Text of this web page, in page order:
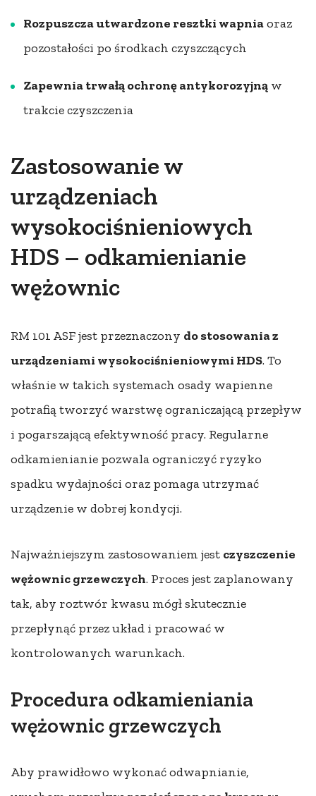
Rozpuszcza utwardzone resztki wapniaoraz
pozostałości po środkach czyszczących
Zapewnia trwałą ochronę antykorozyjną w
trakcie czyszczenia
Zastosowanie w
urządzeniach
wysokociśnieniowych
HDS – odkamienianie
wężownic
RM 101 ASF jest przeznaczony do stosowania z
urządzeniami wysokociśnieniowymi HDS. To
właśnie w takich systemach osady wapienne
potrafią tworzyć warstwę ograniczającą przepływ
i pogarszającą efektywność pracy. Regularne
odkamienianie pozwala ograniczyć ryzyko
spadku wydajności oraz pomaga utrzymać
urządzenie w dobrej kondycji.
Najważniejszym zastosowaniem jest czyszczenie
wężownic grzewczych. Proces jest zaplanowany
tak, aby roztwór kwasu mógł skutecznie
przepłynąć przez układ i pracować w
kontrolowanych warunkach.
Procedura odkamieniania
wężownic grzewczych
Aby prawidłowo wykonać odwapnianie,